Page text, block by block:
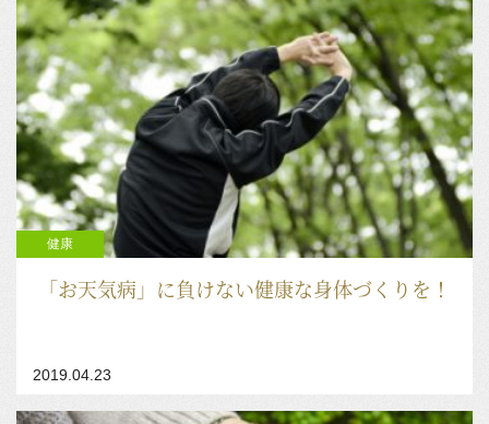
「お天気病」に負けない健康な身体づくりを！
健康
2019.04.23